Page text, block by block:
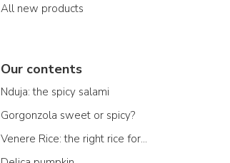
All new products
Our contents
Nduja: the spicy salami
Gorgonzola sweet or spicy?
Venere Rice: the right rice for...